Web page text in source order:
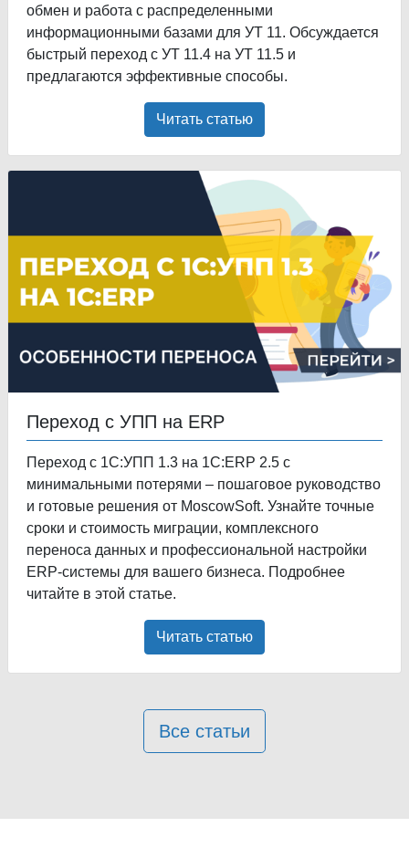
обмен и работа с распределенными
информационными базами для УТ 11. Обсуждается
быстрый переход с УТ 11.4 на УТ 11.5 и
предлагаются эффективные способы.
Читать статью
Переход с УПП на ERP
Переход с 1С:УПП 1.3 на 1С:ERP 2.5 с
минимальными потерями – пошаговое руководство
и готовые решения от MoscowSoft. Узнайте точные
сроки и стоимость миграции, комплексного
переноса данных и профессиональной настройки
ERP-системы для вашего бизнеса. Подробнее
читайте в этой статье.
Читать статью
Все статьи